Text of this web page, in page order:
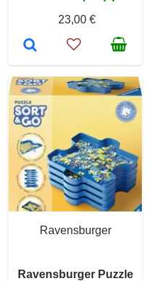
23,00 €
Ravensburger
Ravensburger Puzzle